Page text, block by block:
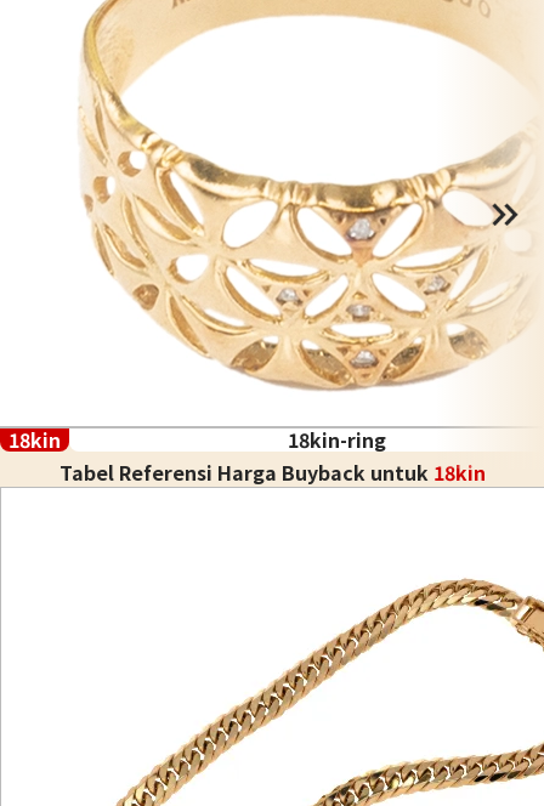
18kin
18kin-ring
Tabel Referensi Harga Buyback untuk 18kin